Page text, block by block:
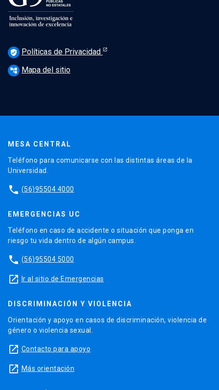
verified_user Políticas de Privacidad
account_tree Mapa del sitio
MESA CENTRAL
Teléfono para comunicarse con las distintas áreas de la
Universidad.
phone (56)95504 4000
EMERGENCIAS UC
Teléfono en caso de accidente o situación que ponga en
riesgo tu vida dentro de algún campus.
phone (56)95504 5000
launch Ir al sitio de Emergencias
DISCRIMINACIÓN Y VIOLENCIA
Orientación y apoyo en casos de discriminación, violencia de
género o violencia sexual.
launch Contacto para apoyo
launch Más orientación